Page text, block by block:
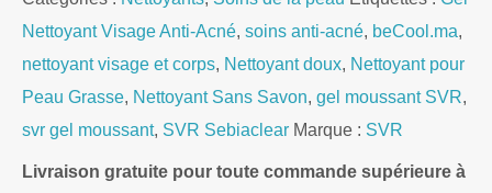
Nettoyant Visage Anti-Acné, soins anti-acné, beCool.ma,
nettoyant visage et corps, Nettoyant doux, Nettoyant pour
Peau Grasse, Nettoyant Sans Savon, gel moussant SVR,
svr gel moussant, SVR Sebiaclear Marque : SVR
Livraison gratuite pour toute commande supérieure à